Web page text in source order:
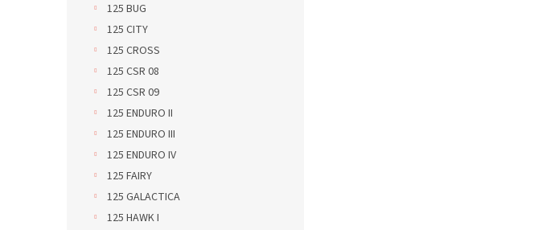
125 BUG
125 CITY
125 CROSS
125 CSR 08
125 CSR 09
125 ENDURO II
125 ENDURO III
125 ENDURO IV
125 FAIRY
125 GALACTICA
125 HAWK I